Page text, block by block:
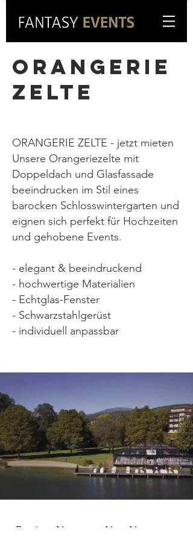
ORANGERIE
ZELTE
ORANGERIE ZELTE - jetzt mieten
Unsere Orangeriezelte mit
Doppeldach und Glasfassade
beeindrucken im Stil eines
barocken Schlosswintergarten und
eignen sich perfekt für Hochzeiten
und gehobene Events.
- elegant & beeindruckend
- hochwertige Materialien
- Echtglas-Fenster
- Schwarzstahlgerüst
- individuell anpassbar
< Previous News Next News >